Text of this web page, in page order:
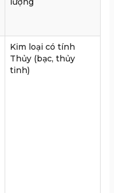
Kim loại có tính
Thủy (bạc, thủy
tinh)